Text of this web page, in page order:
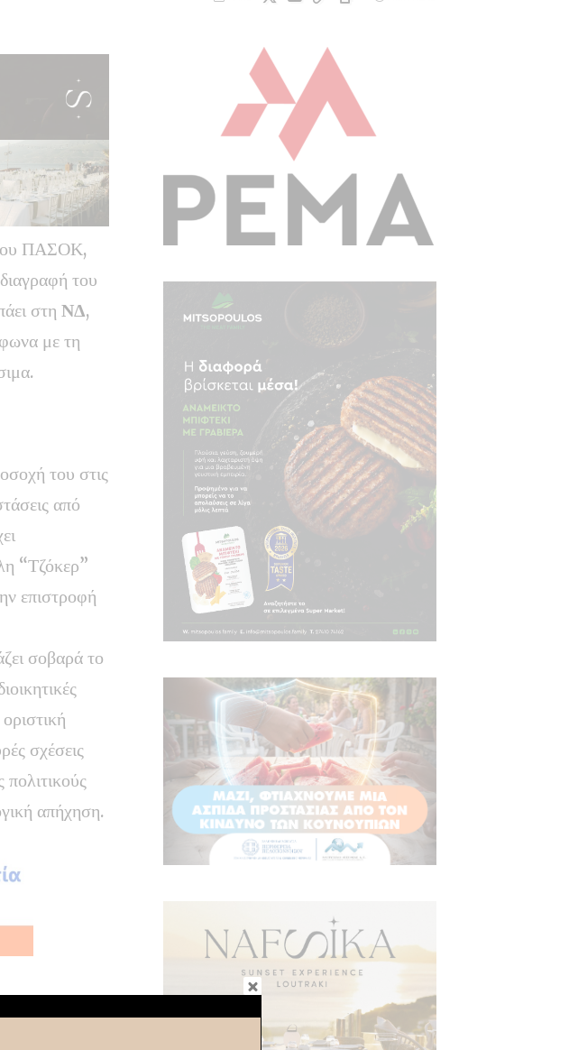
του ΠΑΣΟΚ,
του
στη ΝΔ,
με τη
του στις
από
“Τζόκερ”
επιστροφή
σοβαρά το
σχέσεις
απήχηση.